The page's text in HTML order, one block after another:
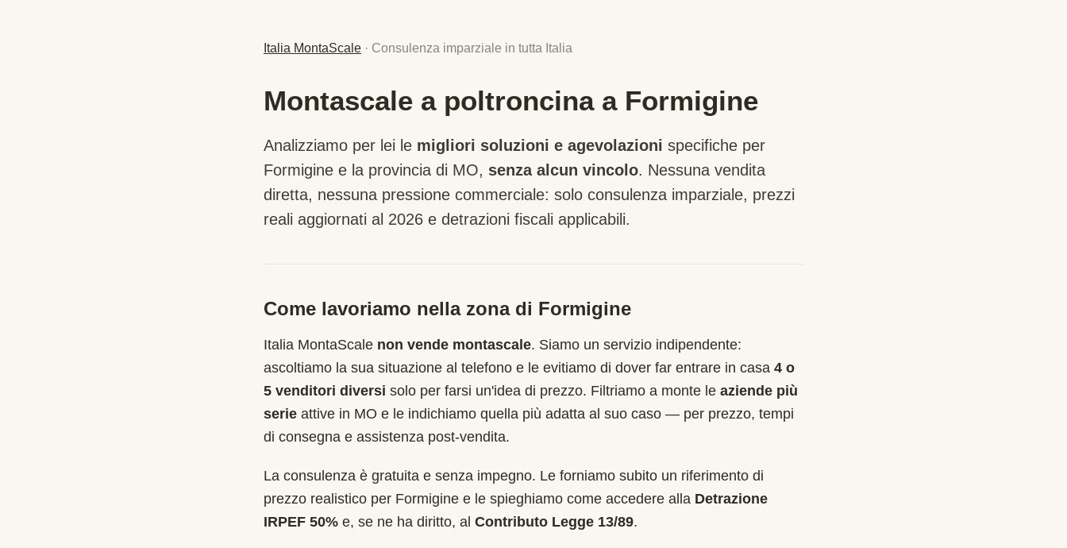
Italia MontaScale · Consulenza imparziale in tutta Italia
Montascale a poltroncina a Formigine
Analizziamo per lei le migliori soluzioni e agevolazioni specifiche per
Formigine e la provincia di MO, senza alcun vincolo. Nessuna vendita
diretta, nessuna pressione commerciale: solo consulenza imparziale, prezzi
reali aggiornati al 2026 e detrazioni fiscali applicabili.
Come lavoriamo nella zona di Formigine
Italia MontaScale non vende montascale. Siamo un servizio indipendente:
ascoltiamo la sua situazione al telefono e le evitiamo di dover far entrare in casa 4 o
5 venditori diversi solo per farsi un'idea di prezzo. Filtriamo a monte le aziende più
serie attive in MO e le indichiamo quella più adatta al suo caso — per prezzo, tempi
di consegna e assistenza post-vendita.
La consulenza è gratuita e senza impegno. Le forniamo subito un riferimento di
prezzo realistico per Formigine e le spieghiamo come accedere alla Detrazione
IRPEF 50% e, se ne ha diritto, al Contributo Legge 13/89.